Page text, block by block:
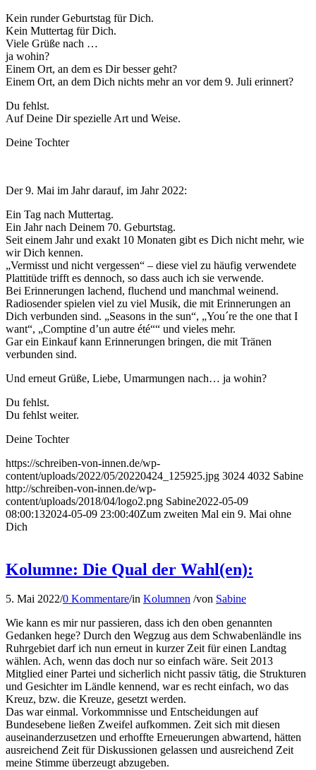
Kein runder Geburtstag für Dich.
Kein Muttertag für Dich.
Viele Grüße nach …
ja wohin?
Einem Ort, an dem es Dir besser geht?
Einem Ort, an dem Dich nichts mehr an vor dem 9. Juli erinnert?
Du fehlst.
Auf Deine Dir spezielle Art und Weise.
Deine Tochter
Der 9. Mai im Jahr darauf, im Jahr 2022:
Ein Tag nach Muttertag.
Ein Jahr nach Deinem 70. Geburtstag.
Seit einem Jahr und exakt 10 Monaten gibt es Dich nicht mehr, wie
wir Dich kennen.
„Vermisst und nicht vergessen“ – diese viel zu häufig verwendete
Plattitüde trifft es dennoch, so dass auch ich sie verwende.
Bei Erinnerungen lachend, fluchend und manchmal weinend.
Radiosender spielen viel zu viel Musik, die mit Erinnerungen an
Dich verbunden sind. „Seasons in the sun“, „You´re the one that I
want“, „Comptine d’un autre été““ und vieles mehr.
Gar ein Einkauf kann Erinnerungen bringen, die mit Tränen
verbunden sind.
Und erneut Grüße, Liebe, Umarmungen nach… ja wohin?
Du fehlst.
Du fehlst weiter.
Deine Tochter
https://schreiben-von-innen.de/wp-
content/uploads/2022/05/20220424_125925.jpg 3024 4032 Sabine
http://schreiben-von-innen.de/wp-
content/uploads/2018/04/logo2.png Sabine2022-05-09
08:00:132024-05-09 23:00:40Zum zweiten Mal ein 9. Mai ohne
Dich
Kolumne: Die Qual der Wahl(en):
5. Mai 2022/0 Kommentare/in Kolumnen /von Sabine
Wie kann es mir nur passieren, dass ich den oben genannten
Gedanken hege? Durch den Wegzug aus dem Schwabenländle ins
Ruhrgebiet darf ich nun erneut in kurzer Zeit für einen Landtag
wählen. Ach, wenn das doch nur so einfach wäre. Seit 2013
Mitglied einer Partei und sicherlich nicht passiv tätig, die Strukturen
und Gesichter im Ländle kennend, war es recht einfach, wo das
Kreuz, bzw. die Kreuze, gesetzt werden.
Das war einmal. Vorkommnisse und Entscheidungen auf
Bundesebene ließen Zweifel aufkommen. Zeit sich mit diesen
auseinanderzusetzen und erhoffte Erneuerungen abwartend, hätten
ausreichend Zeit für Diskussionen gelassen und ausreichend Zeit
meine Stimme überzeugt abzugeben.